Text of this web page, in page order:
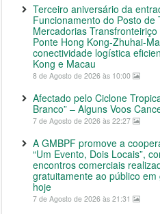
Terceiro aniversário da
Funcionamento do Posto de
Mercadorias
Ponte Hong Kong-Zhuhai-
conectividade logística
Kong e Macau
8 de Agosto de 2026 às 10:00
Afectado pelo Ciclone
Branco” – Alguns Voos
7 de Agosto de 2026 às 22:27
A GMBPF promove a
“Um Evento, Dois Locais”,
encontros comerciais
gratuitamente ao público
hoje
7 de Agosto de 2026 às 21:31